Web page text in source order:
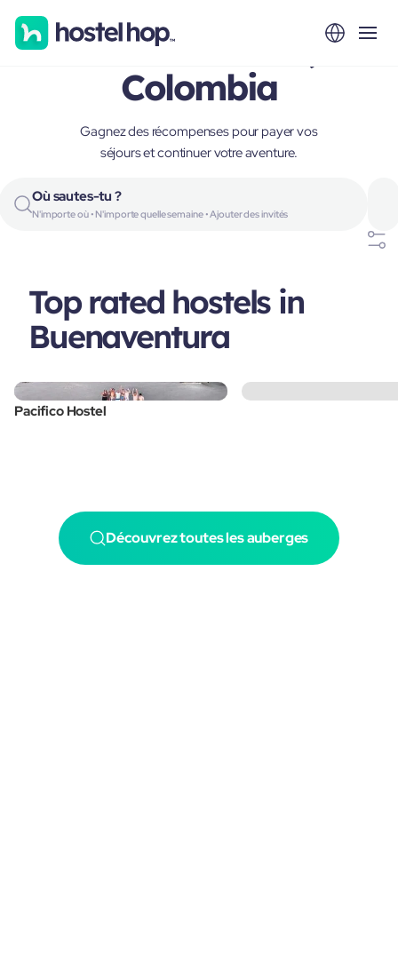
Buenaventura,
Colombia
Gagnez des récompenses pour payer vos
séjours et continuer votre aventure.
Où sautes-tu ?
N'importe où • N'importe quelle semaine • Ajouter des invités
Top rated hostels in
Buenaventura
Pacifico Hostel
Découvrez toutes les auberges